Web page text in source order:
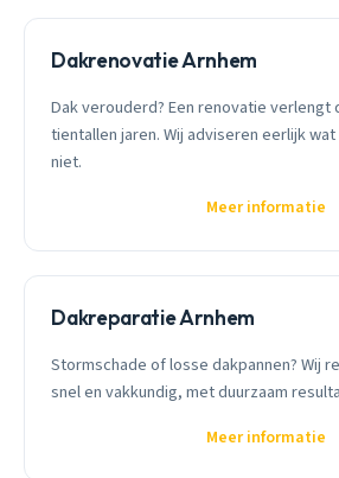
Dakrenovatie Arnhem
Dak verouderd? Een renovatie verlengt
tientallen jaren. Wij adviseren eerlijk
niet.
Meer informatie
Dakreparatie Arnhem
Stormschade of losse dakpannen? Wij
snel en vakkundig, met duurzaam
Meer informatie